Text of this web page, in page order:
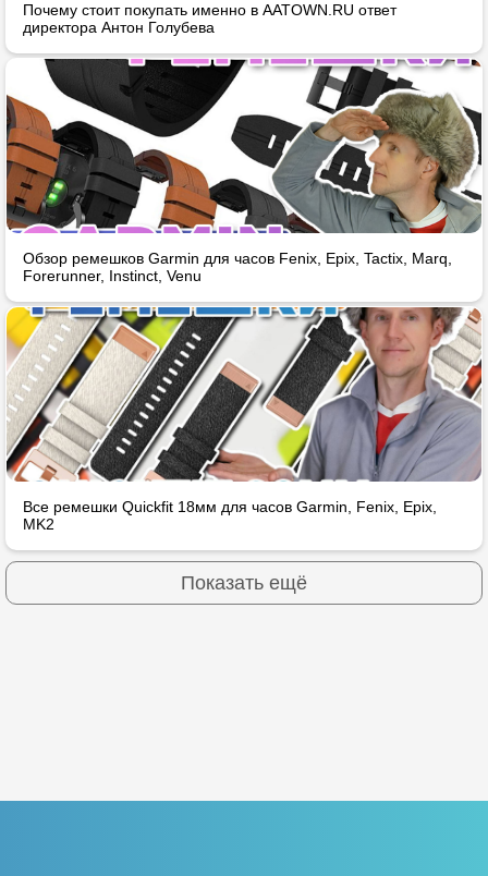
Почему стоит покупать именно в AATOWN.RU ответ
директора Антон Голубева
Обзор ремешков Garmin для часов Fenix, Epix, Tactix, Marq,
Forerunner, Instinct, Venu
Все ремешки Quickfit 18мм для часов Garmin, Fenix, Epix,
MK2
Показать ещё